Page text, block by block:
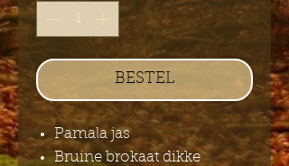
BESTEL
Pamala jas
Bruine brokaat dikke